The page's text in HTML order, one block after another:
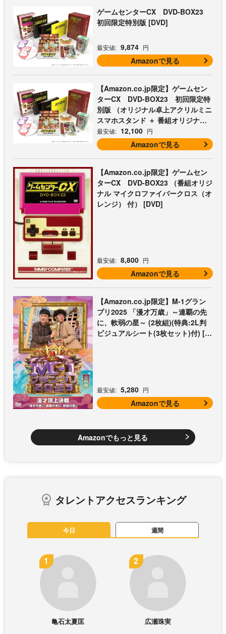
ゲームセンターCX DVD-BOX23
初回限定特別版 [DVD]
最安値: 9,874 円
Amazonで見る
【Amazon.co.jp限定】ゲームセン
ターCX DVD-BOX23 初回限定特
別版 （オリジナル卓上アクリルミニ
スマホスタンド ＋ 番組オリジナル
マイクロファイバークロス（オレン
ジ） 付） [DVD]
最安値: 12,100 円
Amazonで見る
【Amazon.co.jp限定】ゲームセン
ターCX DVD-BOX23 （番組オリジ
ナル マイクロファイバークロス（オ
レンジ） 付） [DVD]
最安値: 8,800 円
Amazonで見る
【Amazon.co.jp限定】M-1グラン
プリ2025 「漫才万歳」～連覇の先
に、軟弱の星～ (2枚組)(特典:2L判
ビジュアルシート(3枚セット)付) [D
最安値: 5,280 円
Amazonで見る
Amazonでもっと見る
タレントアクセスランキング
今日 週間
亀石太夏匡 広瀬珠実